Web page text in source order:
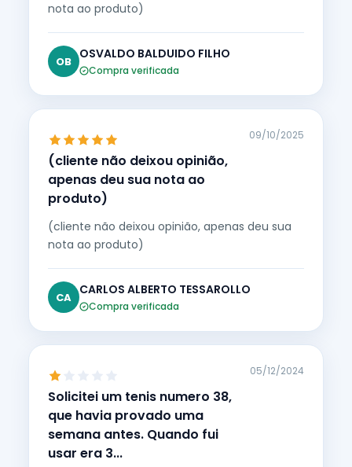
nota ao produto)
OB
OSVALDO BALDUIDO FILHO
Compra verificada
(cliente não deixou opinião,
apenas deu sua nota ao
produto)
09/10/2025
(cliente não deixou opinião, apenas deu sua
nota ao produto)
CA
CARLOS ALBERTO TESSAROLLO
Compra verificada
Solicitei um tenis numero 38,
que havia provado uma
semana antes. Quando fui
usar era 3...
05/12/2024